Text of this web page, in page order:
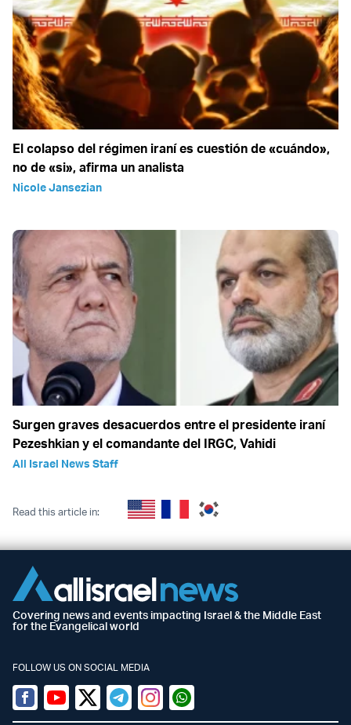
El colapso del régimen iraní es cuestión de «cuándo»,
no de «si», afirma un analista
Nicole Jansezian
Surgen graves desacuerdos entre el presidente iraní
Pezeshkian y el comandante del IRGC, Vahidi
All Israel News Staff
Read this article in:
Covering news and events impacting Israel & the Middle East
for the Evangelical world
FOLLOW US ON SOCIAL MEDIA
Facebook
YoutubeTwitter (X)
TelegramInstagramWhatsapp